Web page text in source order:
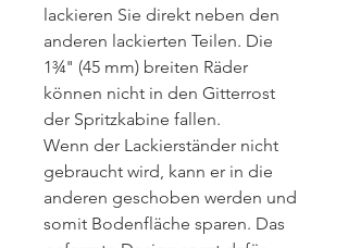
lackieren Sie direkt neben den
anderen lackierten Teilen. Die
1¾" (45 mm) breiten Räder
können nicht in den Gitterrost
der Spritzkabine fallen.
Wenn der Lackierständer nicht
gebraucht wird, kann er in die
anderen geschoben werden und
somit Bodenfläche sparen. Das